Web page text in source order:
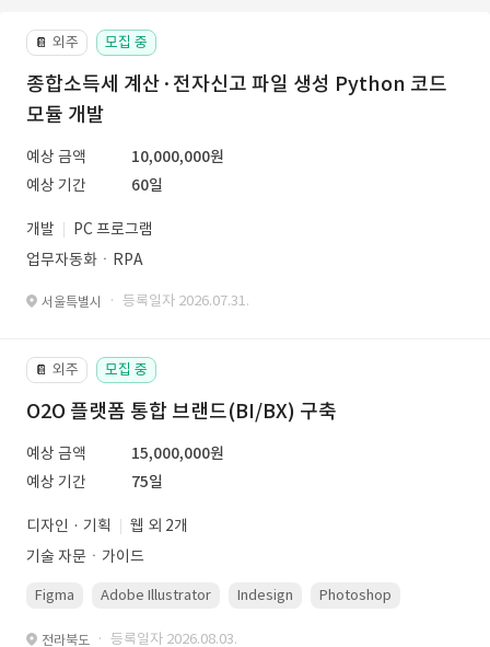
📔 외주 모집 중
종합소득세 계산·전자신고 파일 생성 Python 코드
모듈 개발
예상 금액
10,000,000원
예상 기간
60일
개발
PC 프로그램
업무자동화ㆍRPA
서울특별시 · 등록일자 2026.07.31.
📔 외주 모집 중
O2O 플랫폼 통합 브랜드(BI/BX) 구축
예상 금액
15,000,000원
예상 기간
75일
디자인 · 기획
웹 외 2개
기술 자문ㆍ가이드
Figma Adobe Illustrator Indesign Photoshop
전라북도 · 등록일자 2026.08.03.